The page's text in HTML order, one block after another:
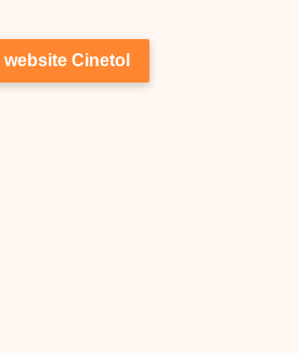
Cinetol